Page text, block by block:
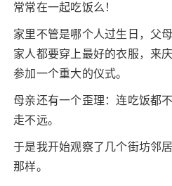
常常在一起吃饭么！
家里不管是哪个人过生日，父
家人都要穿上最好的衣服，来
参加一个重大的仪式。
母亲还有一个歪理：连吃饭都
走不远。
于是我开始观察了几个街坊邻
那样。